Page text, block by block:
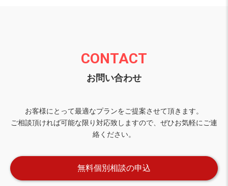
CONTACT
お問い合わせ
お客様にとって最適なプランをご提案させて頂きます。
ご相談頂ければ可能な限り対応致しますので、ぜひお気軽にご連
絡ください。
無料個別相談の申込